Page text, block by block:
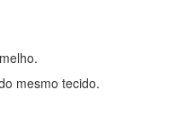
mesmo tecido.